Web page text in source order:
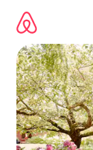
directement
contenu